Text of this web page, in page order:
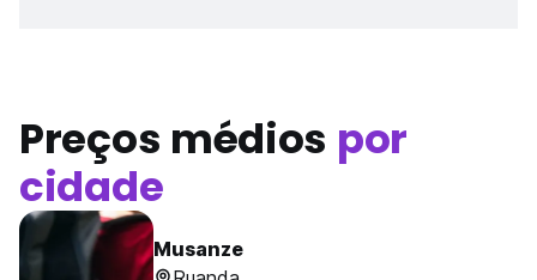
Preços médios por
cidade
Musanze